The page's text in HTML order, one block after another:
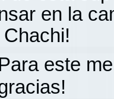
en la
este